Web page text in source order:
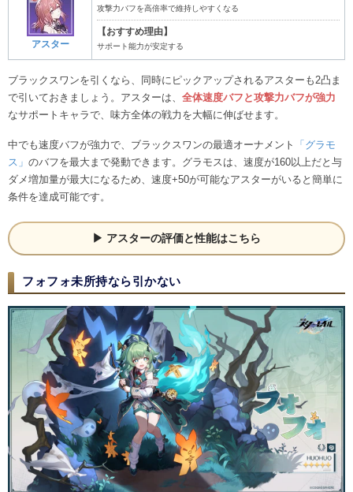
アスター
攻撃力バフを高倍率で維持しやすくなる
【おすすめ理由】
サポート能力が安定する
ブラックスワンを引くなら、同時にピックアップされるアスターも2凸ま
で引いておきましょう。アスターは、 全体速度バフと攻撃力バフが強力
なサポートキャラで、味方全体の戦力を大幅に伸ばせます。
中でも速度バフが強力で、ブラックスワンの最適オーナメント
「グラモ
ス」 のバフを最大まで発動できます。グラモスは、速度が160以上だと与
ダメ増加量が最大になるため、速度+50が可能なアスターがいると簡単に
条件を達成可能です。
アスターの評価と性能はこちら
フォフォ未所持なら引かない